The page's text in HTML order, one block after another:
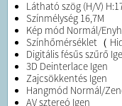
Látható szög (H/V)
Színmélység 16,7M
Kép mód Normál/
Színhőmérséklet（
Digitális fésűs szűrő
3D Deinterlace Igen
Zajcsökkentés Igen
Hangmód Normál/
AV sztereó Igen